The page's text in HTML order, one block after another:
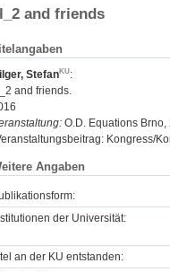
and friends
Stefan
:
and friends.
O.D. Equations
Kongress/
Angaben
der Universität:
an der KU entstanden: